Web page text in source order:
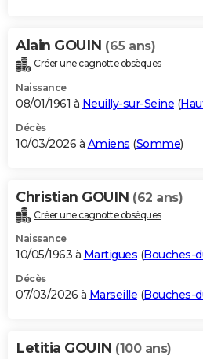
Alain GOUIN (65 ans)
Créer une cagnotte obsèques
Naissance
08/01/1961 à Neuilly-sur-Seine (
Décès
10/03/2026 à Amiens (Somme)
Christian GOUIN (62 ans)
Créer une cagnotte obsèques
Naissance
10/05/1963 à Martigues (Bouches-
Décès
07/03/2026 à Marseille (Bouches-
Letitia GOUIN (100 ans)